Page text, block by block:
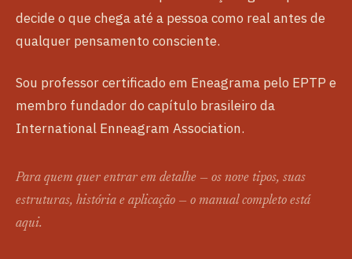
decide o que chega até a pessoa como real antes de
qualquer pensamento consciente.
Sou professor certificado em Eneagrama pelo EPTP e
membro fundador do capítulo brasileiro da
International Enneagram Association.
Para quem quer entrar em detalhe — os nove tipos, suas
estruturas, história e aplicação — o manual completo está
aqui.